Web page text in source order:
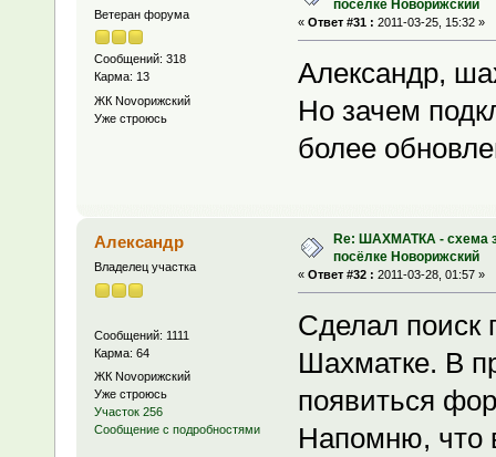
Ветеран форума
Сообщений: 318
Карма: 13
ЖК Novoрижский
Уже строюсь
посёлке Новорижский
« Ответ #31 : 2011-03-25, 15:32 »
Александр,
Но зачем
более
Александр
Владелец участка
Сообщений: 1111
Карма: 64
ЖК Novoрижский
Уже строюсь
Участок 256
Сообщение с подробностями
Re: ШАХМАТКА - схема
посёлке Новорижский
« Ответ #32 : 2011-03-28, 01:57 »
Сделал поиск
Шахматке. В
появиться
Напомню, что